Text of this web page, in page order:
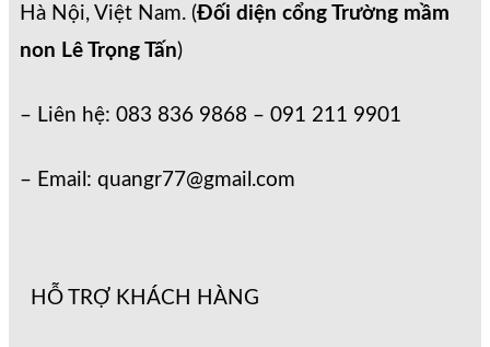
Hà Nội, Việt Nam. (Đối diện cổng Trường mầm
non Lê Trọng Tấn)
– Liên hệ: 083 836 9868 – 091 211 9901
– Email: quangr77@gmail.com
HỖ TRỢ KHÁCH HÀNG